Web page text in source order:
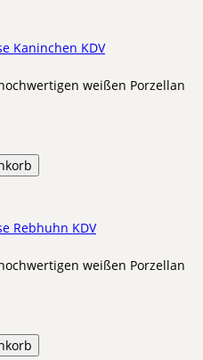
Kaninchen KDV
weißen Porzellan
Rebhuhn KDV
weißen Porzellan